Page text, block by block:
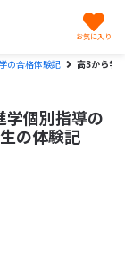
の合格体験記 高3から学
学個別指導の
の体験記
お気に入り